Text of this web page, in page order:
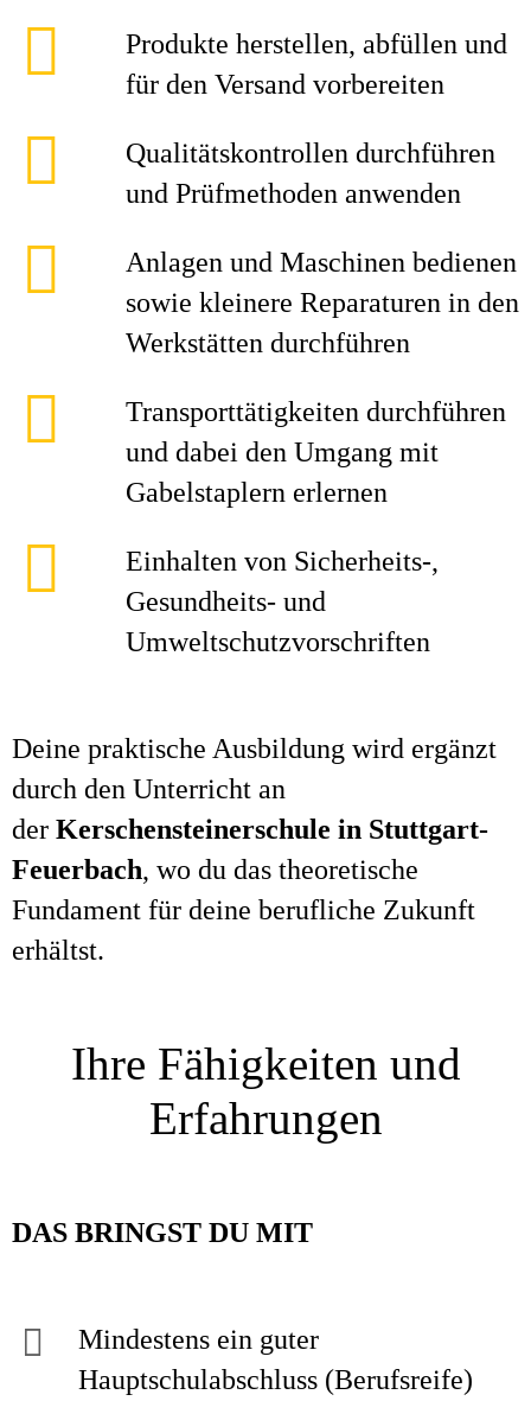
Produkte herstellen, abfüllen und
für den Versand vorbereiten
Qualitätskontrollen durchführen
und Prüfmethoden anwenden
Anlagen und Maschinen bedienen
sowie kleinere Reparaturen in den
Werkstätten durchführen
Transporttätigkeiten durchführen
und dabei den Umgang mit
Gabelstaplern erlernen
Einhalten von Sicherheits-,
Gesundheits- und
Umweltschutzvorschriften
Deine praktische Ausbildung wird ergänzt
durch den Unterricht an
der Kerschensteinerschule in Stuttgart-
Feuerbach, wo du das theoretische
Fundament für deine berufliche Zukunft
erhältst.
Ihre Fähigkeiten und
Erfahrungen
DAS BRINGST DU MIT
Mindestens ein guter
Hauptschulabschluss (Berufsreife)